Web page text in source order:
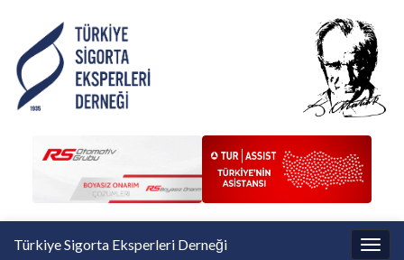
Türkiye Sigorta Eksperleri Derneği